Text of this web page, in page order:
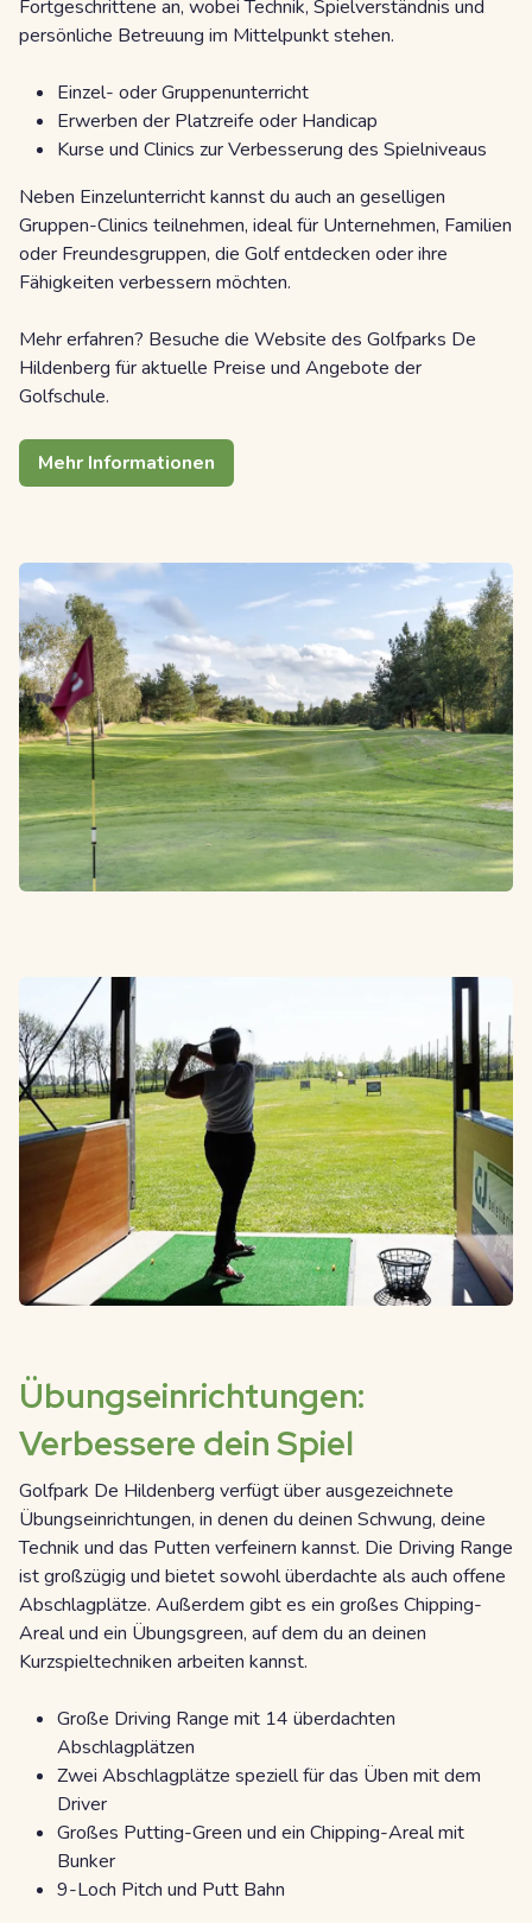
Fortgeschrittene an, wobei Technik, Spielverständnis und
persönliche Betreuung im Mittelpunkt stehen.
Einzel- oder Gruppenunterricht
Erwerben der Platzreife oder Handicap
Kurse und Clinics zur Verbesserung des Spielniveaus
Neben Einzelunterricht kannst du auch an geselligen
Gruppen-Clinics teilnehmen, ideal für Unternehmen, Familien
oder Freundesgruppen, die Golf entdecken oder ihre
Fähigkeiten verbessern möchten.
Mehr erfahren? Besuche die Website des Golfparks De
Hildenberg für aktuelle Preise und Angebote der
Golfschule.
Mehr Informationen
Übungseinrichtungen:
Verbessere dein Spiel
Golfpark De Hildenberg verfügt über ausgezeichnete
Übungseinrichtungen, in denen du deinen Schwung, deine
Technik und das Putten verfeinern kannst. Die Driving Range
ist großzügig und bietet sowohl überdachte als auch offene
Abschlagplätze. Außerdem gibt es ein großes Chipping-
Areal und ein Übungsgreen, auf dem du an deinen
Kurzspieltechniken arbeiten kannst.
Große Driving Range mit 14 überdachten
Abschlagplätzen
Zwei Abschlagplätze speziell für das Üben mit dem
Driver
Großes Putting-Green und ein Chipping-Areal mit
Bunker
9-Loch Pitch und Putt Bahn